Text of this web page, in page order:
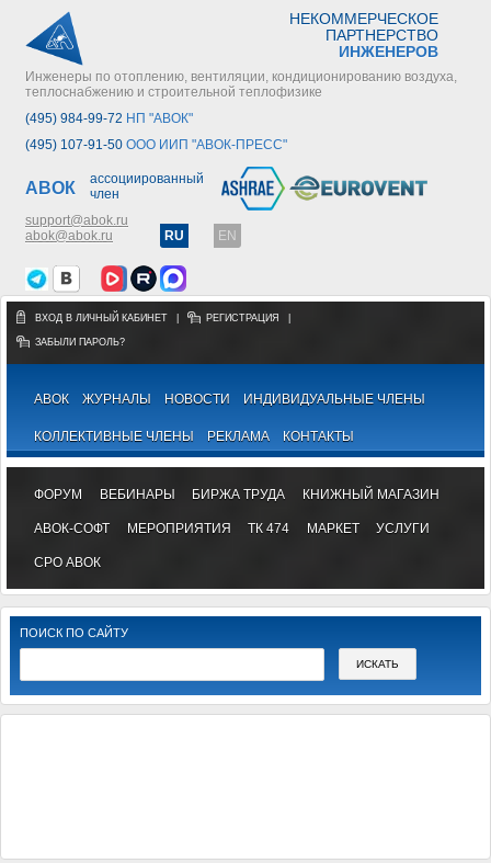
НЕКОММЕРЧЕСКОЕ
ПАРТНЕРСТВО
ИНЖЕНЕРОВ
Инженеры по отоплению, вентиляции, кондиционированию воздуха,
теплоснабжению и строительной теплофизике
(495) 984-99-72 НП "АВОК"
(495) 107-91-50 ООО ИИП "АВОК-ПРЕСС"
АВОК
ассоциированный
член
support@abok.ru
abok@abok.ru
RU EN
ВХОД В ЛИЧНЫЙ КАБИНЕТ РЕГИСТРАЦИЯ
ЗАБЫЛИ ПАРОЛЬ?
АВОК ЖУРНАЛЫ НОВОСТИ ИНДИВИДУАЛЬНЫЕ ЧЛЕНЫ
КОЛЛЕКТИВНЫЕ ЧЛЕНЫ РЕКЛАМА КОНТАКТЫ
ФОРУМ ВЕБИНАРЫ БИРЖА ТРУДА КНИЖНЫЙ МАГАЗИН
АВОК-СОФТ МЕРОПРИЯТИЯ ТК 474 МАРКЕТ УСЛУГИ
СРО АВОК
ПОИСК ПО САЙТУ